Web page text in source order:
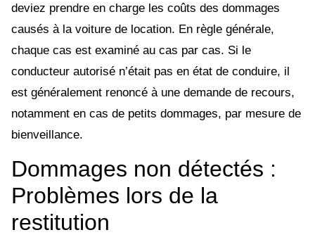
deviez prendre en charge les coûts des dommages
causés à la voiture de location. En règle générale,
chaque cas est examiné au cas par cas. Si le
conducteur autorisé n’était pas en état de conduire, il
est généralement renoncé à une demande de recours,
notamment en cas de petits dommages, par mesure de
bienveillance.
Dommages non détectés :
Problèmes lors de la
restitution